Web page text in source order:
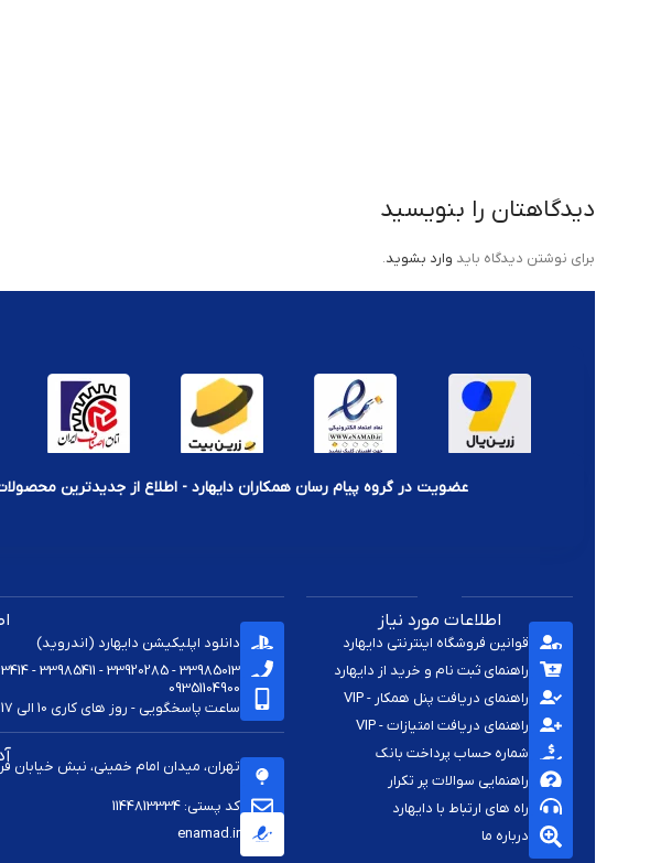
دیدگاهتان را بنویسید
برای نوشتن دیدگاه باید وارد بشوید.
عضویت در گروه پیام رسان همکاران دایهارد - اطلاع از جدیدترین
اطلاعات مورد نیاز
قوانین فروشگاه اینترنتی دایهارد
راهنمای ثبت نام و خرید از دایهارد
راهنمای دریافت پنل همکار - VIP
راهنمای دریافت امتیازات - VIP
شماره حساب پرداخت بانک
راهنمایی سوالات پر تکرار
راه های ارتباط با دایهارد
درباره ما
دانلود اپلیکیشن دایهارد (اندروید)
33985013 - 33920285 - 33985411 - 33963414 - 33937701 - 009821
09351104900
ساعت پاسخگویی - روز های کاری 10 الی 17
تهران، میدان امام خمینی، نبش خیابان
کد پستی: 1144813334
enamad.ir